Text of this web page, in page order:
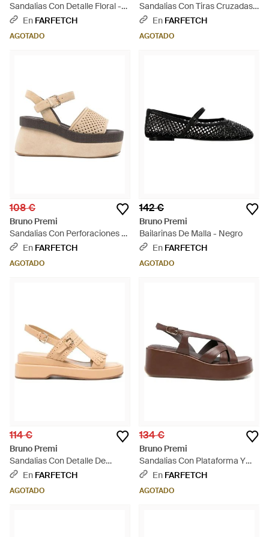
Sandalias Con Detalle Floral -
Blanco
En FARFETCH
AGOTADO
Sandalias Con Tiras Cruzadas -
Neutro
En FARFETCH
AGOTADO
108 €
Bruno Premi
Sandalias Con Perforaciones -
Neutro
En FARFETCH
AGOTADO
142 €
Bruno Premi
Bailarinas De Malla - Negro
En FARFETCH
AGOTADO
114 €
Bruno Premi
Sandalias Con Detalle De
Flecos - Neutro
En FARFETCH
AGOTADO
134 €
Bruno Premi
Sandalias Con Plataforma Y
Tiras Cruzadas - Marrón
En FARFETCH
AGOTADO